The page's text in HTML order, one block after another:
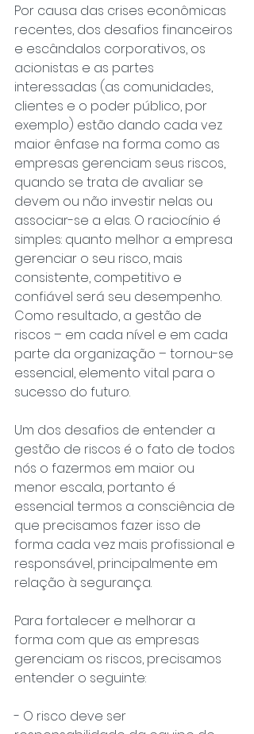
Por causa das crises econômicas
recentes, dos desafios financeiros
e escândalos corporativos, os
acionistas e as partes
interessadas (as comunidades,
clientes e o poder público, por
exemplo) estão dando cada vez
maior ênfase na forma como as
empresas gerenciam seus riscos,
quando se trata de avaliar se
devem ou não investir nelas ou
associar-se a elas. O raciocínio é
simples: quanto melhor a empresa
gerenciar o seu risco, mais
consistente, competitivo e
confiável será seu desempenho.
Como resultado, a gestão de
riscos – em cada nível e em cada
parte da organização – tornou-se
essencial, elemento vital para o
sucesso do futuro.
Um dos desafios de entender a
gestão de riscos é o fato de todos
nós o fazermos em maior ou
menor escala, portanto é
essencial termos a consciência de
que precisamos fazer isso de
forma cada vez mais profissional e
responsável, principalmente em
relação à segurança.
Para fortalecer e melhorar a
forma com que as empresas
gerenciam os riscos, precisamos
entender o seguinte:
- O risco deve ser